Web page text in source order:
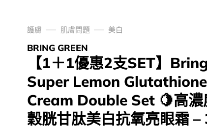
護膚 肌膚問題 美白
BRING GREEN
【1＋1優惠2支SET】
Super Lemon
Cream Double Set 🍋高濃
穀胱甘肽美白抗氧亮眼霜